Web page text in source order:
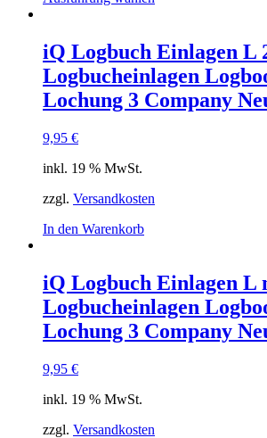
mehrere
Varianten
auf.
Die
Optionen
werden
iQ Logbuch Einlagen L
Logbucheinlagen
Lochung 3 Company
9,95 €
inkl. 19 % MwSt.
zzgl. Versandkosten
In den Warenkorb
iQ Logbuch Einlagen L
Logbucheinlagen
Lochung 3 Company
9,95 €
inkl. 19 % MwSt.
zzgl. Versandkosten